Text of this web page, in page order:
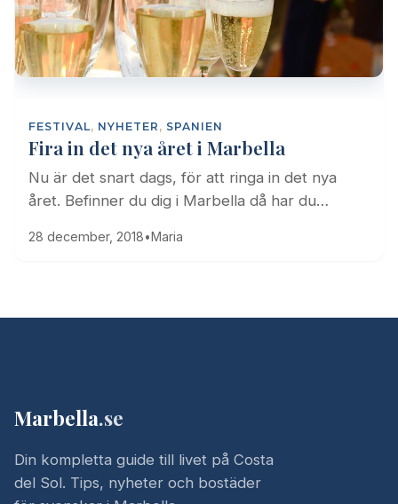
FESTIVAL, NYHETER , SPANIEN
Fira in det nya året i Marbella
Nu är det snart dags, för att ringa in det nya
året. Befinner du dig i Marbella då har du…
28 december, 2018•Maria
Marbella.se
Din kompletta guide till livet på Costa
del Sol. Tips, nyheter och bostäder